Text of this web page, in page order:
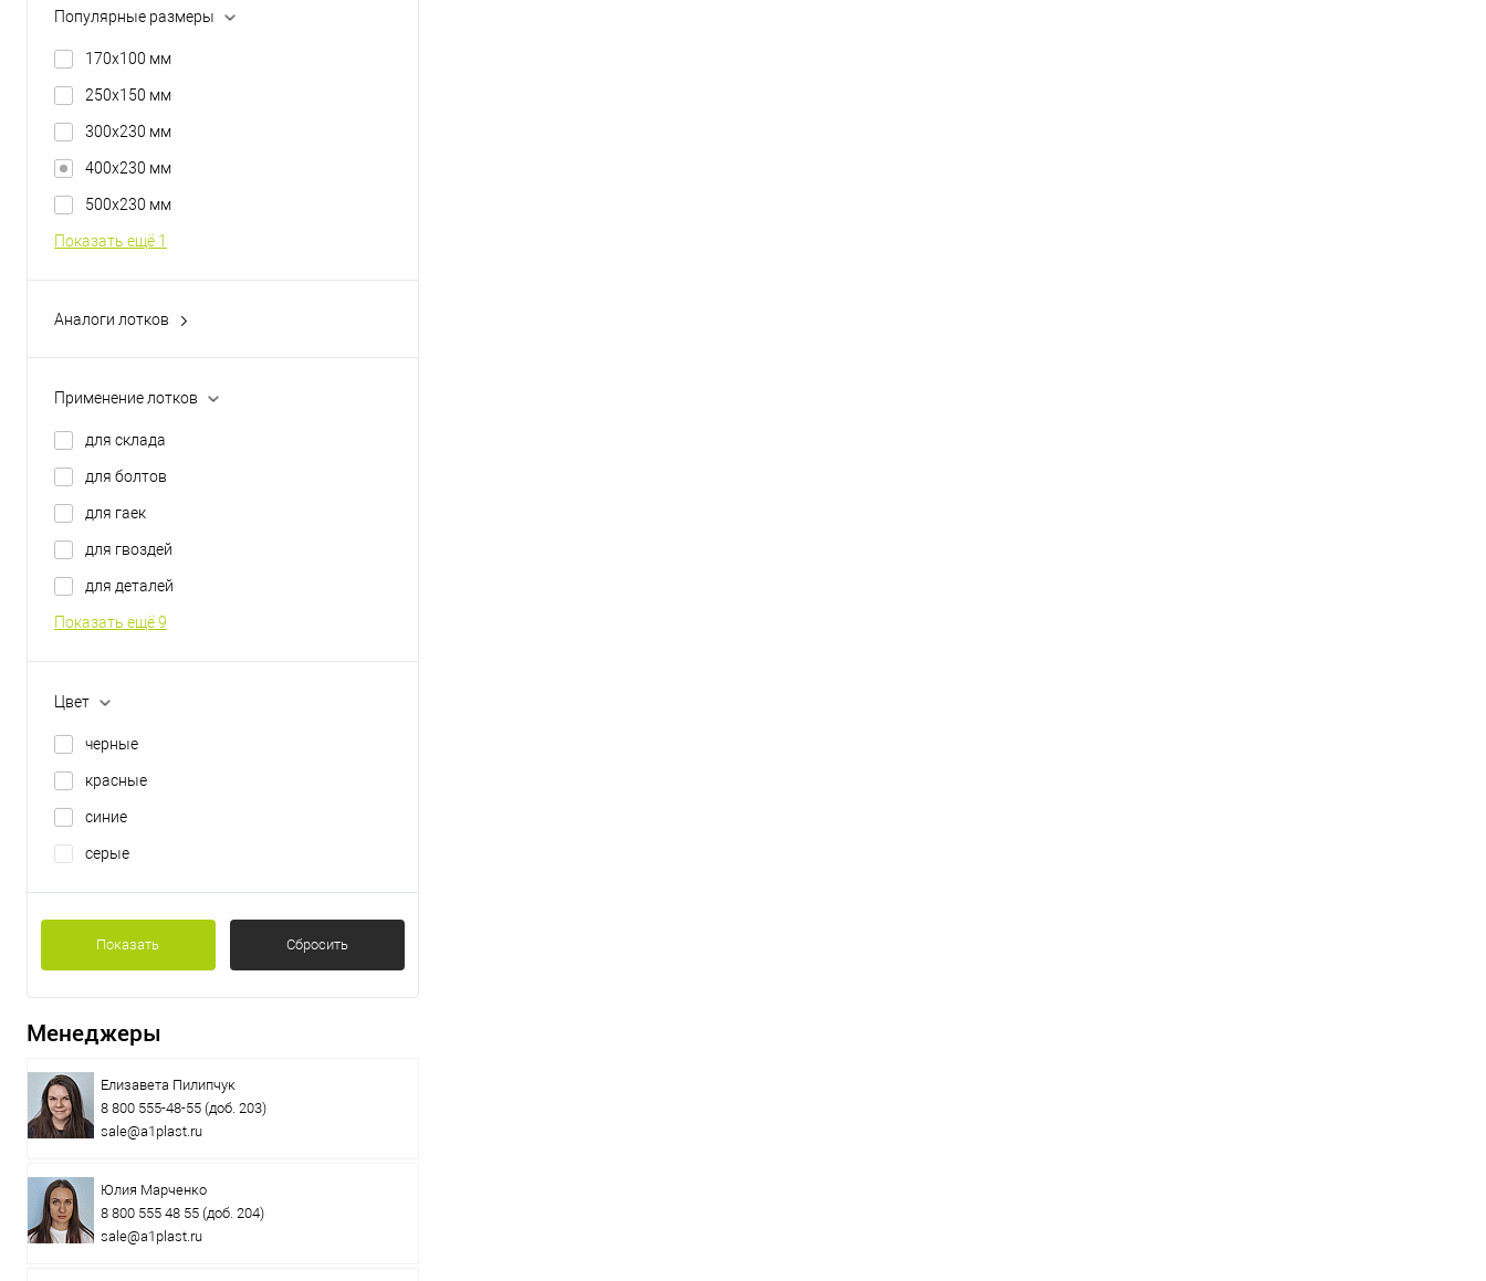
Популярные размеры
170х100 мм
250х150 мм
300х230 мм
400х230 мм
500х230 мм
Показать ещё 1
Аналоги лотков
Применение лотков
для склада
для болтов
для гаек
для гвоздей
для деталей
Показать ещё 9
Цвет
черные
красные
синие
серые
Показать Сбросить
Менеджеры
Елизавета Пилипчук
8 800 555-48-55 (доб. 203)
sale@a1plast.ru
Юлия Марченко
8 800 555 48 55 (доб. 204)
sale@a1plast.ru